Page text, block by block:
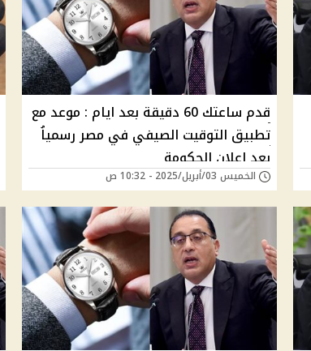
قدم ساعتك 60 دقيقة بعد ايام : موعد مع
تطبيق التوقيت الصيفي في مصر رسمياُ
بعد إعلان الحكومة
الخميس 03/أبريل/2025 - 10:32 ص